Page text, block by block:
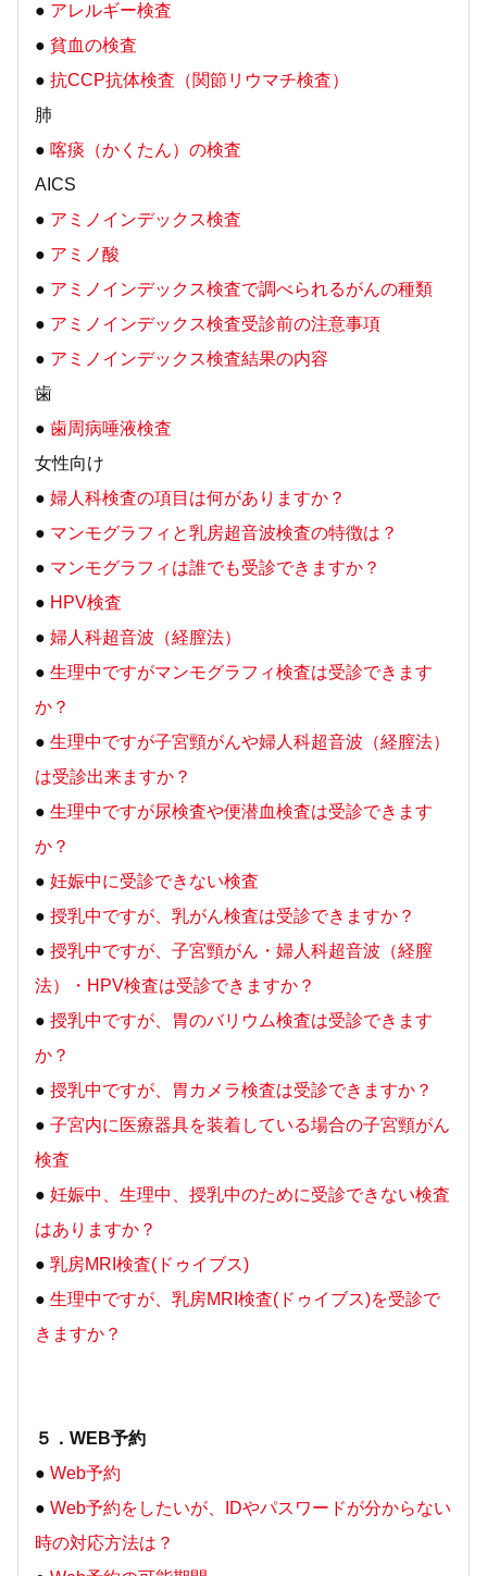
● アレルギー検査
● 貧血の検査
● 抗CCP抗体検査（関節リウマチ検査）
肺
● 喀痰（かくたん）の検査
AICS
● アミノインデックス検査
● アミノ酸
● アミノインデックス検査で調べられるがんの種類
● アミノインデックス検査受診前の注意事項
● アミノインデックス検査結果の内容
歯
● 歯周病唾液検査
女性向け
● 婦人科検査の項目は何がありますか？
● マンモグラフィと乳房超音波検査の特徴は？
● マンモグラフィは誰でも受診できますか？
● HPV検査
● 婦人科超音波（経膣法）
● 生理中ですがマンモグラフィ検査は受診できます
か？
● 生理中ですが子宮頸がんや婦人科超音波（経膣法）
は受診出来ますか？
● 生理中ですが尿検査や便潜血検査は受診できます
か？
● 妊娠中に受診できない検査
● 授乳中ですが、乳がん検査は受診できますか？
● 授乳中ですが、子宮頸がん・婦人科超音波（経膣
法）・HPV検査は受診できますか？
● 授乳中ですが、胃のバリウム検査は受診できます
か？
● 授乳中ですが、胃カメラ検査は受診できますか？
● 子宮内に医療器具を装着している場合の子宮頸がん
検査
● 妊娠中、生理中、授乳中のために受診できない検査
はありますか？
● 乳房MRI検査(ドゥイブス)
● 生理中ですが、乳房MRI検査(ドゥイブス)を受診で
きますか？
５．WEB予約
● Web予約
● Web予約をしたいが、IDやパスワードが分からない
時の対応方法は？